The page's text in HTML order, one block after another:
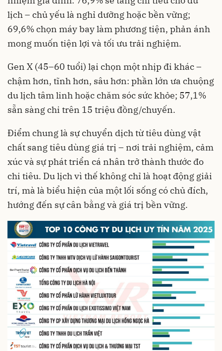
lịch – chủ yếu là nghỉ dưỡng hoặc bền vững;
69,6% chọn máy bay làm phương tiện, phản ánh
mong muốn tiện lợi và tối ưu trải nghiệm.
Gen X (45–60 tuổi) lại chọn một nhịp đi khác –
chậm hơn, tĩnh hơn, sâu hơn: phần lớn ưa chuộng
du lịch tâm linh hoặc chăm sóc sức khỏe; 57,1%
sẵn sàng chi trên 15 triệu đồng/chuyến.
Điểm chung là sự chuyển dịch từ tiêu dùng vật
chất sang tiêu dùng giá trị – nơi trải nghiệm, cảm
xúc và sự phát triển cá nhân trở thành thước đo
chi tiêu. Du lịch vì thế không chỉ là hoạt động giải
trí, mà là biểu hiện của một lối sống có chủ đích,
hướng đến sự cân bằng và giá trị bền vững.